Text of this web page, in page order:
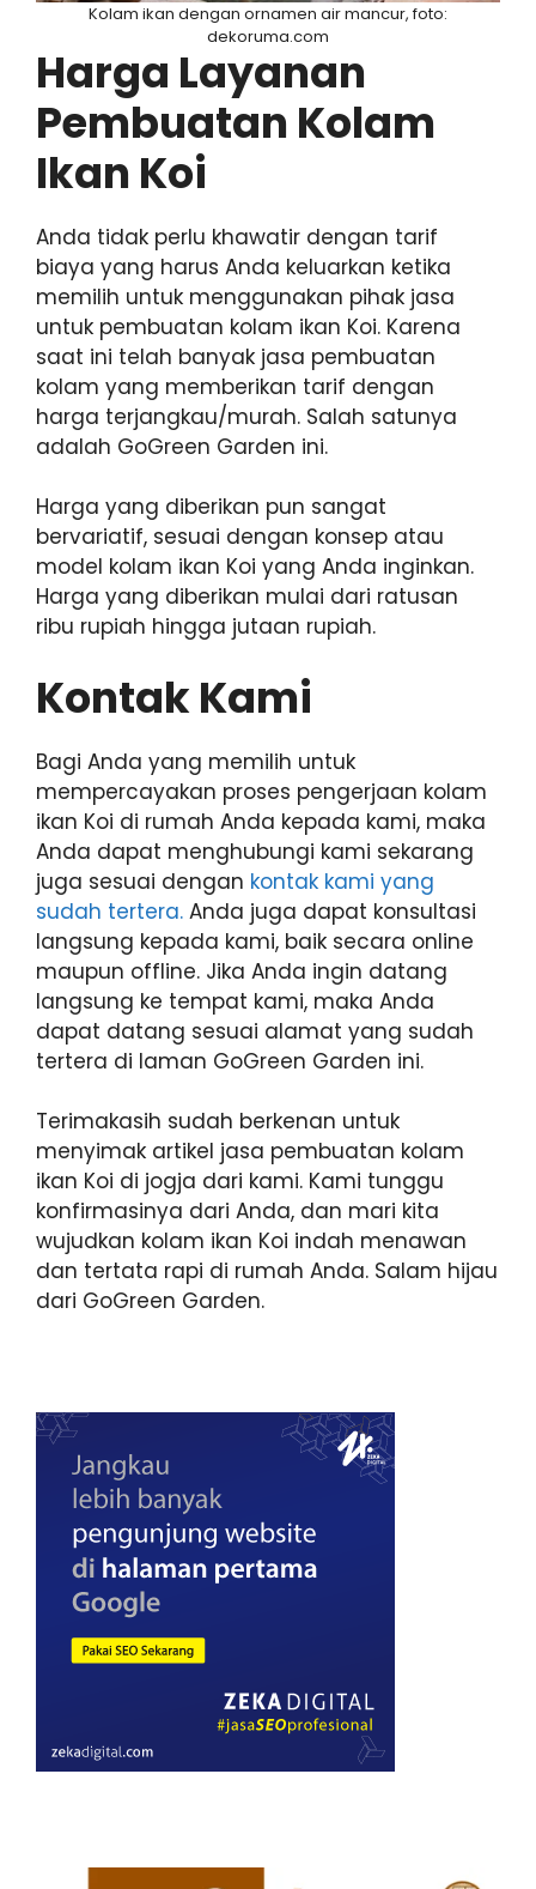
Kolam ikan dengan ornamen air mancur, foto:
dekoruma.com
Harga Layanan
Pembuatan Kolam
Ikan Koi
Anda tidak perlu khawatir dengan tarif
biaya yang harus Anda keluarkan ketika
memilih untuk menggunakan pihak jasa
untuk pembuatan kolam ikan Koi. Karena
saat ini telah banyak jasa pembuatan
kolam yang memberikan tarif dengan
harga terjangkau/murah. Salah satunya
adalah GoGreen Garden ini.
Harga yang diberikan pun sangat
bervariatif, sesuai dengan konsep atau
model kolam ikan Koi yang Anda inginkan.
Harga yang diberikan mulai dari ratusan
ribu rupiah hingga jutaan rupiah.
Kontak Kami
Bagi Anda yang memilih untuk
mempercayakan proses pengerjaan kolam
ikan Koi di rumah Anda kepada kami, maka
Anda dapat menghubungi kami sekarang
juga sesuai dengan kontak kami yang
sudah tertera. Anda juga dapat konsultasi
langsung kepada kami, baik secara online
maupun offline. Jika Anda ingin datang
langsung ke tempat kami, maka Anda
dapat datang sesuai alamat yang sudah
tertera di laman GoGreen Garden ini.
Terimakasih sudah berkenan untuk
menyimak artikel jasa pembuatan kolam
ikan Koi di jogja dari kami. Kami tunggu
konfirmasinya dari Anda, dan mari kita
wujudkan kolam ikan Koi indah menawan
dan tertata rapi di rumah Anda. Salam hijau
dari GoGreen Garden.